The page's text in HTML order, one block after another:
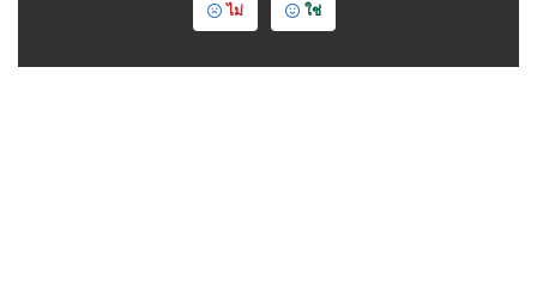
ไม่ ใช่